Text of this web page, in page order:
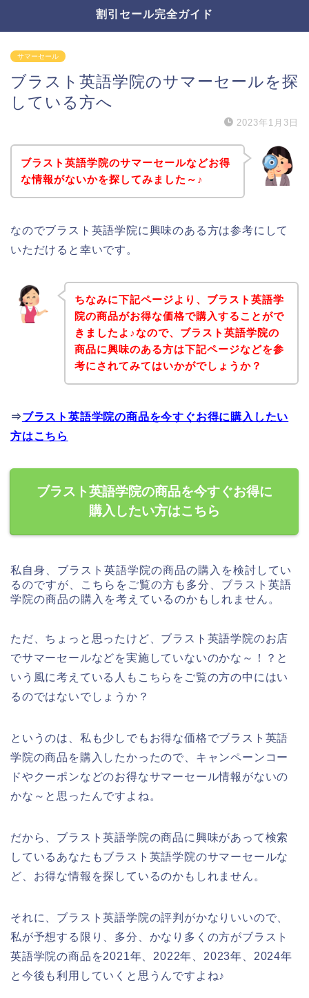
割引セール完全ガイド
サマーセール
ブラスト英語学院のサマーセールを探
している方へ
2023年1月3日
ブラスト英語学院のサマーセールなどお得
な情報がないかを探してみました～♪
なのでブラスト英語学院に興味のある方は参考にして
いただけると幸いです。
ちなみに下記ページより、ブラスト英語学
院の商品がお得な価格で購入することがで
きましたよ♪なので、ブラスト英語学院の
商品に興味のある方は下記ページなどを参
考にされてみてはいかがでしょうか？
⇒ブラスト英語学院の商品を今すぐお得に購入したい
方はこちら
ブラスト英語学院の商品を今すぐお得に
購入したい方はこちら
私自身、ブラスト英語学院の商品の購入を検討してい
るのですが、こちらをご覧の方も多分、ブラスト英語
学院の商品の購入を考えているのかもしれません。
ただ、ちょっと思ったけど、ブラスト英語学院のお店
でサマーセールなどを実施していないのかな～！？と
いう風に考えている人もこちらをご覧の方の中にはい
るのではないでしょうか？
というのは、私も少しでもお得な価格でブラスト英語
学院の商品を購入したかったので、キャンペーンコー
ドやクーポンなどのお得なサマーセール情報がないの
かな～と思ったんですよね。
だから、ブラスト英語学院の商品に興味があって検索
しているあなたもブラスト英語学院のサマーセールな
ど、お得な情報を探しているのかもしれません。
それに、ブラスト英語学院の評判がかなりいいので、
私が予想する限り、多分、かなり多くの方がブラスト
英語学院の商品を2021年、2022年、2023年、2024年
と今後も利用していくと思うんですよね♪